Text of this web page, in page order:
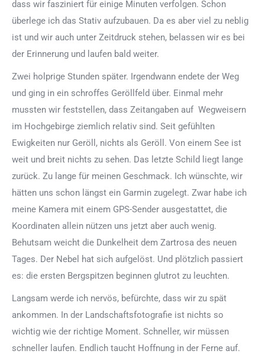
dass wir fasziniert für einige Minuten verfolgen. Schon
überlege ich das Stativ aufzubauen. Da es aber viel zu neblig
ist und wir auch unter Zeitdruck stehen, belassen wir es bei
der Erinnerung und laufen bald weiter.
Zwei holprige Stunden später. Irgendwann endete der Weg
und ging in ein schroffes Geröllfeld über. Einmal mehr
mussten wir feststellen, dass Zeitangaben auf Wegweisern
im Hochgebirge ziemlich relativ sind. Seit gefühlten
Ewigkeiten nur Geröll, nichts als Geröll. Von einem See ist
weit und breit nichts zu sehen. Das letzte Schild liegt lange
zurück. Zu lange für meinen Geschmack. Ich wünschte, wir
hätten uns schon längst ein Garmin zugelegt. Zwar habe ich
meine Kamera mit einem GPS-Sender ausgestattet, die
Koordinaten allein nützen uns jetzt aber auch wenig.
Behutsam weicht die Dunkelheit dem Zartrosa des neuen
Tages. Der Nebel hat sich aufgelöst. Und plötzlich passiert
es: die ersten Bergspitzen beginnen glutrot zu leuchten.
Langsam werde ich nervös, befürchte, dass wir zu spät
ankommen. In der Landschaftsfotografie ist nichts so
wichtig wie der richtige Moment. Schneller, wir müssen
schneller laufen. Endlich taucht Hoffnung in der Ferne auf.